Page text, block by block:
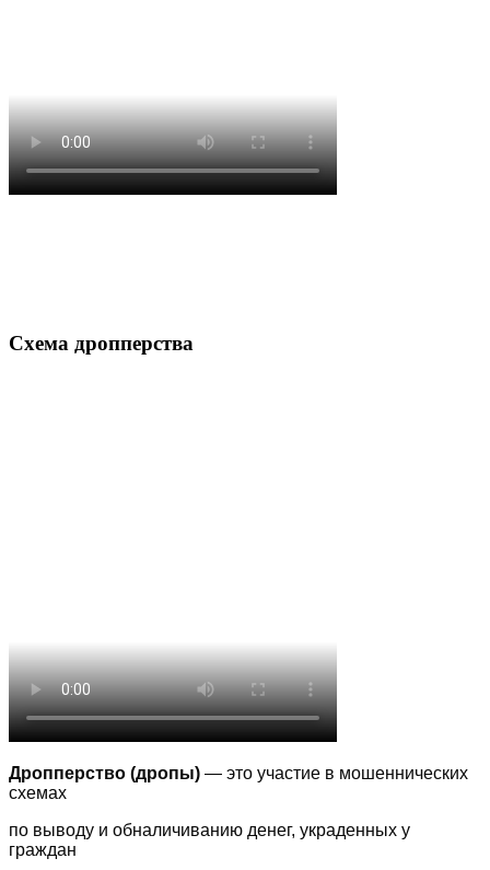
Схема дропперства
Дропперство (дропы) — это участие в мошеннических
схемах
по выводу и обналичиванию денег, украденных у
граждан